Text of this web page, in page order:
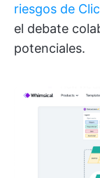
riesgos de
el debate
potenciales.